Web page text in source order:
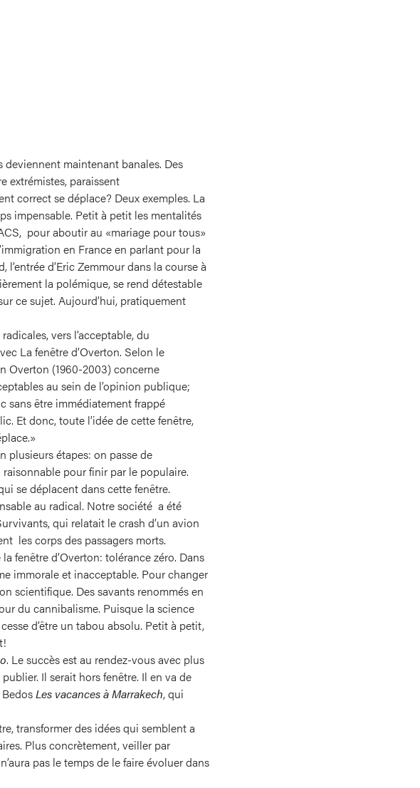
maintenant banales. Des
extrémistes, paraissent
correct se déplace? Deux exemples. La
impensable. Petit à petit les mentalités
pour aboutir au «mariage pour tous»
en France en parlant pour la
d’Eric Zemmour dans la course à
la polémique, se rend détestable
ce sujet. Aujourd’hui, pratiquement
vers l’acceptable, du
La fenêtre d’Overton. Selon le
Overton (1960-2003) concerne
au sein de l’opinion publique;
sans être immédiatement frappé
Et donc, toute l’idée de cette fenêtre,
plusieurs étapes: on passe de
raisonnable pour finir par le populaire.
se déplacent dans cette fenêtre.
au radical. Notre société a été
qui relatait le crash d’un avion
les corps des passagers morts.
fenêtre d’Overton: tolérance zéro. Dans
immorale et inacceptable. Pour changer
scientifique. Des savants renommés en
du cannibalisme. Puisque la science
d’être un tabou absolu. Petit à petit,
. Le succès est au rendez-vous avec plus
Il serait hors fenêtre. Il en va de
Les vacances à Marrakech, qui
transformer des idées qui semblent a
Plus concrètement, veiller par
pas le temps de le faire évoluer dans